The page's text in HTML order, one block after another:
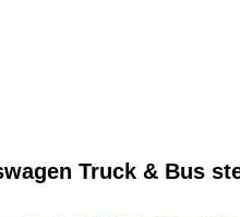
Truck & Bus